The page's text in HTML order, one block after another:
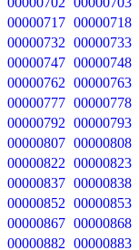
00000717 00000718
00000732 00000733
00000747 00000748
00000762 00000763
00000777 00000778
00000792 00000793
00000807 00000808
00000822 00000823
00000837 00000838
00000852 00000853
00000867 00000868
00000882 00000883